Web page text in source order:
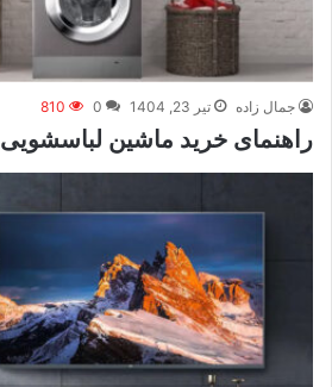
جمال زاده تیر 23, 1404 0
810
راهنمای خرید ماشین